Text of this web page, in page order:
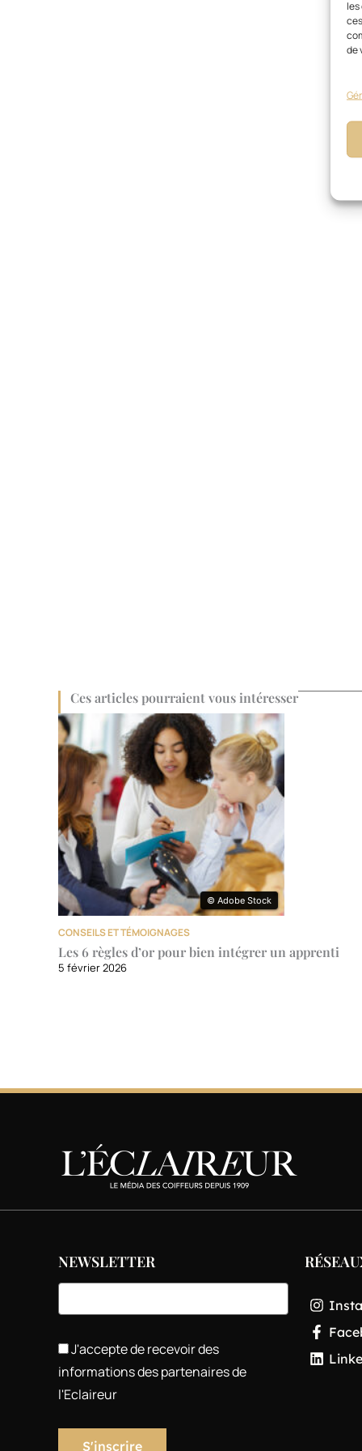
de
Ces articles pourraient vous intéresser
© Adobe Stock
© Adobe Stock
CONSEILS ET TÉMOIGNAGES
Les 6 règles d’or pour bien intégrer un apprenti
5 février 2026
NEWSLETTER
J'accepte de recevoir des
informations des partenaires de
l'Eclaireur